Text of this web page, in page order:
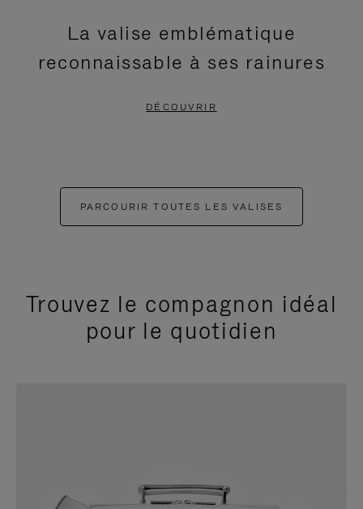
La valise emblématique
reconnaissable à ses rainures
DÉCOUVRIR
PARCOURIR TOUTES LES VALISES
Trouvez le compagnon idéal
pour le quotidien